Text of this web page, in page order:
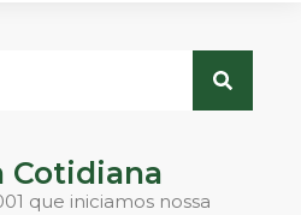
Cotidiana
que iniciamos nossa